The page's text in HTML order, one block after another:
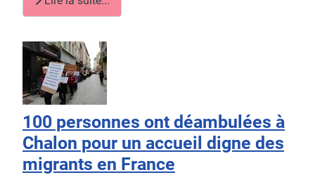
100 personnes ont déambulées à
Chalon pour un accueil digne des
migrants en France